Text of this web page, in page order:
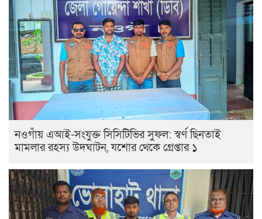
নওগাঁয় এআই-সংযুক্ত সিসিটিভির সুফল: স্বর্ণ ছিনতাই
মামলার রহস্য উদঘাটন, যশোর থেকে গ্রেপ্তার ১